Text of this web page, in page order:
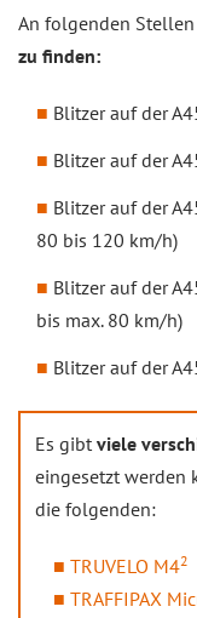
An folgenden
zu finden:
Blitzer auf der
Blitzer auf der
Blitzer auf der
80 bis 120 km/h)
Blitzer auf der
bis max. 80 km/h)
Blitzer auf der
Es gibt viele
eingesetzt werden
die folgenden:
TRUVELO M42
TRAFFIPAX